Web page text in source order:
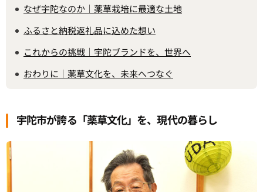
なぜ宇陀なのか｜薬草栽培に最適な土地
ふるさと納税返礼品に込めた想い
これからの挑戦｜宇陀ブランドを、世界へ
おわりに｜薬草文化を、未来へつなぐ
宇陀市が誇る「薬草文化」を、現代の暮らし